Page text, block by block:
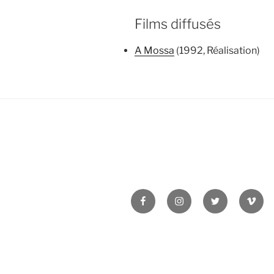
Films diffusés
A Mossa (1992, Réalisation)
FacebookInstagramTwitter